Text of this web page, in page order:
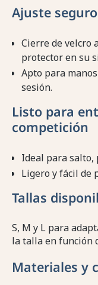
Ajuste seguro
Cierre de velcro
protector en su
Apto para
sesión.
Listo para
competición
Ideal para salto,
Ligero y fácil de
Tallas
S, M y L para
la talla en función
Materiales y